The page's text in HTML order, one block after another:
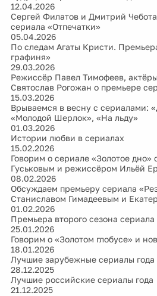
12.04.2026
Сергей Филатов и Дмитрий
сериала «Отпечатки»
05.04.2026
По следам Агаты Кристи.
графиня»
29.03.2026
Режиссёр Павел Тимофеев,
Святослав Рогожан о премьере
15.03.2026
Врываемся в весну с сериалами:
«Молодой Шерлок», «На льду»
01.03.2026
Истории любви в сериалах
15.02.2026
Говорим о сериале «Золотое дно»
Гуськовым и режиссёром Ильёй
08.02.2026
Обсуждаем премьеру сериала
Станиславом Гимадеевым и
01.02.2026
Премьера второго сезона
25.01.2026
Говорим о «Золотом глобусе» и
18.01.2026
Лучшие зарубежные сериалы года
28.12.2025
Лучшие российские сериалы года
21.12.2025